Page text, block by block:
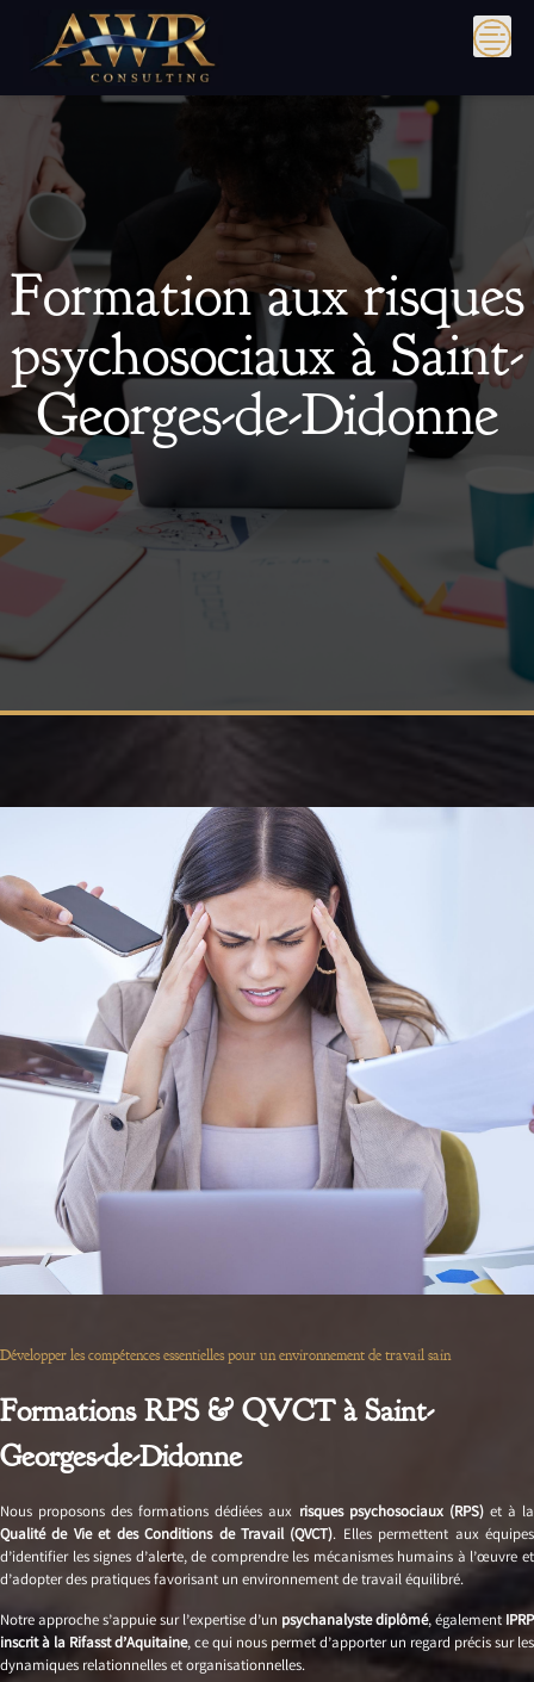
content
Formation aux risques
psychosociaux à Saint-
Georges-de-Didonne
Développer les compétences essentielles pour un environnement de travail sain
Formations RPS & QVCT à Saint-
Georges-de-Didonne
Nous proposons des formations dédiées aux risques psychosociaux (RPS)et à la
Qualité de Vie et des Conditions de Travail (QVCT). Elles permettent aux équipes
d’identifier les signes d’alerte, de comprendre les mécanismes humains à l’œuvre et
d’adopter des pratiques favorisant un environnement de travail équilibré.
Notre approche s’appuie sur l’expertise d’un psychanalyste diplômé, également IPRP
inscrit à la Rifasst d’Aquitaine, ce qui nous permet d’apporter un regard précis sur les
dynamiques relationnelles et organisationnelles.